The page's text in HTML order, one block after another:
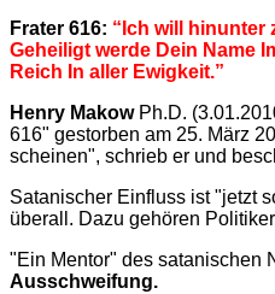
Frater 616: “Ich will hinunter
Geheiligt werde Dein Name
Reich In aller Ewigkeit.”
Henry MakowPh.D. (
616" gestorben am 25. März
scheinen", schrieb er und
Satanischer Einfluss ist "jetzt
überall. Dazu gehören
"Ein Mentor" des satanischen
Ausschweifung.